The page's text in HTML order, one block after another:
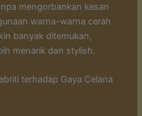
mengorbankan kesan
warna-warna cerah
banyak ditemukan,
menarik dan stylish.
terhadap Gaya Celana